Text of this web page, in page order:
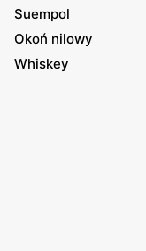
Suempol
Okoń nilowy
Whiskey